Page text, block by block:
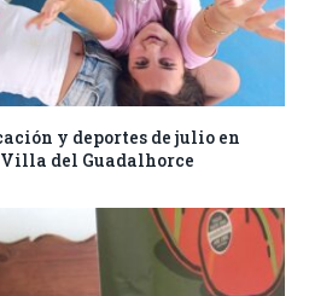
y deportes de julio en
del Guadalhorce